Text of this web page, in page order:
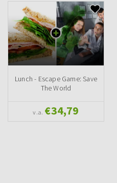
Lunch - Escape Game: Save
The World
v.a. €34,79